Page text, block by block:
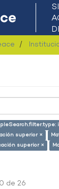
superior ×
superior ×
de 26